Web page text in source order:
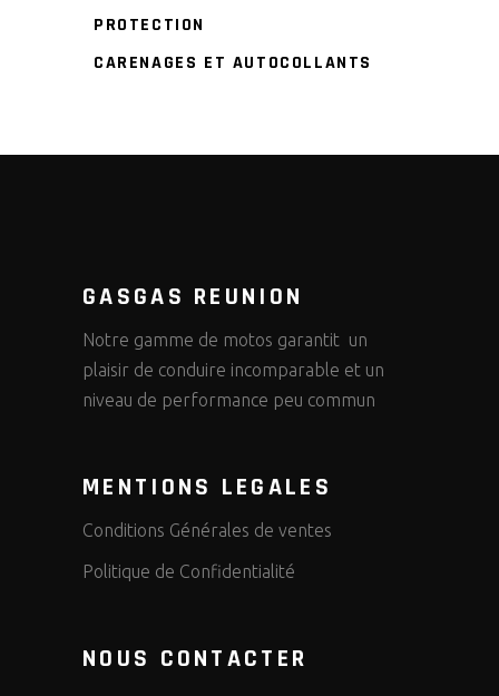
PROTECTION
CARENAGES ET AUTOCOLLANTS
GASGAS REUNION
Notre gamme de motos garantit un
plaisir de conduire incomparable et un
niveau de performance peu commun
MENTIONS LEGALES
Conditions Générales de ventes
Politique de Confidentialité
NOUS CONTACTER